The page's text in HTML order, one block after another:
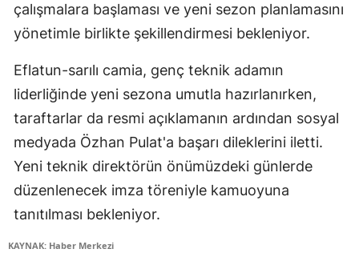
çalışmalara başlaması ve yeni sezon planlamasını
yönetimle birlikte şekillendirmesi bekleniyor.
Eflatun-sarılı camia, genç teknik adamın
liderliğinde yeni sezona umutla hazırlanırken,
taraftarlar da resmi açıklamanın ardından sosyal
medyada Özhan Pulat'a başarı dileklerini iletti.
Yeni teknik direktörün önümüzdeki günlerde
düzenlenecek imza töreniyle kamuoyuna
tanıtılması bekleniyor.
KAYNAK: Haber Merkezi